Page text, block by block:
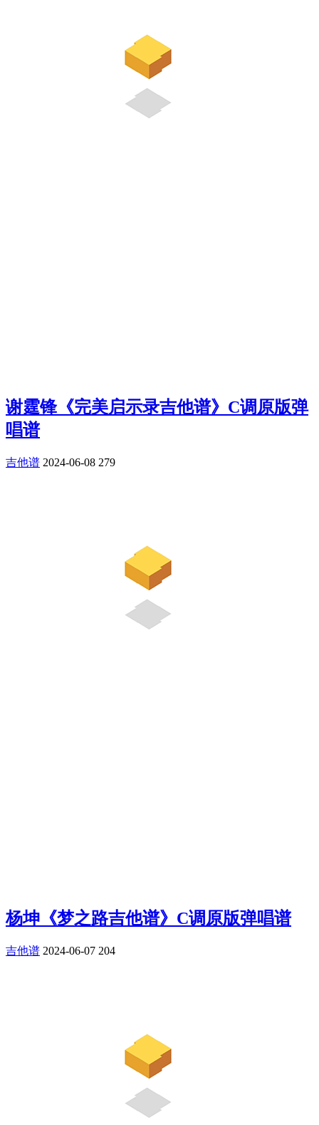
谢霆锋《完美启示录吉他谱》C调原版弹
唱谱
吉他谱 2024-06-08 279
杨坤《梦之路吉他谱》C调原版弹唱谱
吉他谱 2024-06-07 204